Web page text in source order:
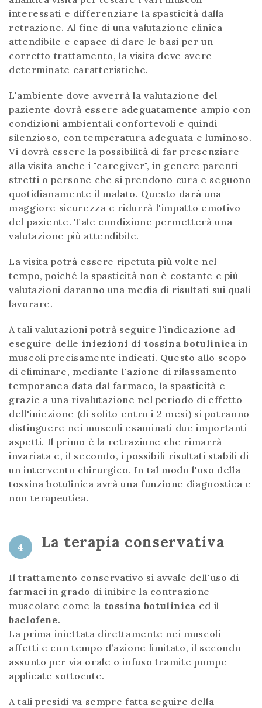
interessati e differenziare la spasticità dalla
retrazione. Al fine di una valutazione clinica
attendibile e capace di dare le basi per un
corretto trattamento, la visita deve avere
determinate caratteristiche.
L'ambiente dove avverrà la valutazione del
paziente dovrà essere adeguatamente ampio con
condizioni ambientali confortevoli e quindi
silenzioso, con temperatura adeguata e luminoso.
Vi dovrà essere la possibilità di far presenziare
alla visita anche i "caregiver", in genere parenti
stretti o persone che si prendono cura e seguono
quotidianamente il malato. Questo darà una
maggiore sicurezza e ridurrà l'impatto emotivo
del paziente. Tale condizione permetterà una
valutazione più attendibile.
La visita potrà essere ripetuta più volte nel
tempo, poiché la spasticità non è costante e più
valutazioni daranno una media di risultati sui quali
lavorare.
A tali valutazioni potrà seguire l'indicazione ad
eseguire delle iniezioni di tossina botulinica in
muscoli precisamente indicati. Questo allo scopo
di eliminare, mediante l'azione di rilassamento
temporanea data dal farmaco, la spasticità e
grazie a una rivalutazione nel periodo di effetto
dell'iniezione (di solito entro i 2 mesi) si potranno
distinguere nei muscoli esaminati due importanti
aspetti. Il primo è la retrazione che rimarrà
invariata e, il secondo, i possibili risultati stabili di
un intervento chirurgico. In tal modo l'uso della
tossina botulinica avrà una funzione diagnostica e
non terapeutica.
4 La terapia conservativa
Il trattamento conservativo si avvale dell'uso di
farmaci in grado di inibire la contrazione
muscolare come la tossina botulinica ed il
baclofene.
La prima iniettata direttamente nei muscoli
affetti e con tempo d’azione limitato, il secondo
assunto per via orale o infuso tramite pompe
applicate sottocute.
A tali presidi va sempre fatta seguire della